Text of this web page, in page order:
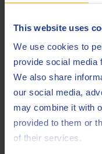
This website uses
We use cookies to
provide social media
We also share
our social media,
may combine it with
provided to them or
of their services.
consumo di olio
previsioni.
Approvazione di